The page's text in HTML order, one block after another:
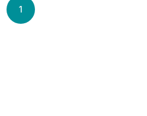
1